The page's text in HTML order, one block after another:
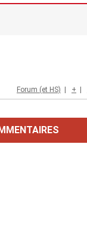
Forum (et HS) | + |